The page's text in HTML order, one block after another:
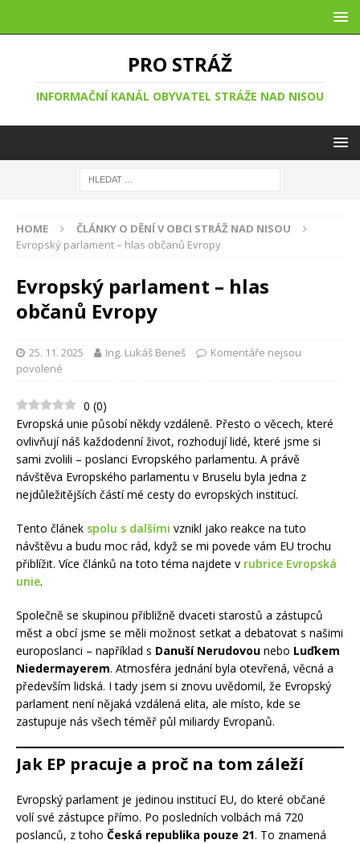
PRO STRÁŽ
INFORMAČNÍ KANÁL OBYVATEL STRÁŽE NAD NISOU
HOME
ČLÁNKY O DĚNÍ V OBCI STRÁŽ NAD NISOU
Evropský parlament – hlas občanů Evropy
Evropský parlament – hlas
občanů Evropy
25. 11. 2025 Ing. Lukáš Beneš
Komentáře nejsou
povolené
0 (0)
Evropská unie působí někdy vzdáleně. Přesto o věcech, které
ovlivňují náš každodenní život, rozhodují lidé, které jsme si
sami zvolili – poslanci Evropského parlamentu. A právě
návštěva Evropského parlamentu v Bruselu byla jedna z
nejdůležitějších částí mé cesty do evropských institucí.
Tento článek spolu s dalšími vznikl jako reakce na tuto
návštěvu a budu moc rád, když se mi povede vám EU trochu
přiblížit. Více článků na toto téma najdete v rubrice Evropská
unie.
Společně se skupinou přibližně dvaceti starostů a zástupců
měst a obcí jsme se měli možnost setkat a debatovat s našimi
europoslanci – například s Danuší Nerudovou nebo Luďkem
Niedermayerem. Atmosféra jednání byla otevřená, věcná a
především lidská. I tady jsem si znovu uvědomil, že Evropský
parlament není nějaká vzdálená elita, ale místo, kde se
zastupuje nás všech téměř půl miliardy Evropanů.
Jak EP pracuje a proč na tom záleží
Evropský parlament je jedinou institucí EU, do které občané
volí své zástupce přímo. Po posledních volbách má 720
poslanců, z toho Česká republika pouze 21. To znamená